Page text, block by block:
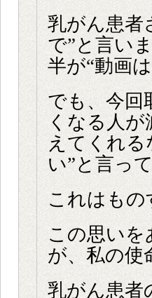
乳がん患者
で”と言い
半が“動画
でも、今回
くなる人が
えてくれ
い”と言っ
これはも
この思い
が、私の使
乳がん患者